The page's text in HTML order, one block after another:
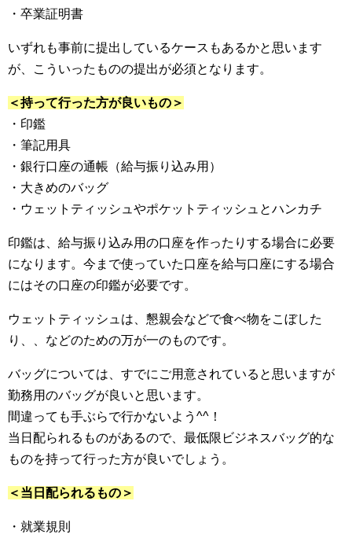
・卒業証明書
いずれも事前に提出しているケースもあるかと思います
が、こういったものの提出が必須となります。
＜持って行った方が良いもの＞
・印鑑
・筆記用具
・銀行口座の通帳（給与振り込み用）
・大きめのバッグ
・ウェットティッシュやポケットティッシュとハンカチ
印鑑は、給与振り込み用の口座を作ったりする場合に必要
になります。今まで使っていた口座を給与口座にする場合
にはその口座の印鑑が必要です。
ウェットティッシュは、懇親会などで食べ物をこぼした
り、、などのための万が一のものです。
バッグについては、すでにご用意されていると思いますが
勤務用のバッグが良いと思います。
間違っても手ぶらで行かないよう^^！
当日配られるものがあるので、最低限ビジネスバッグ的な
ものを持って行った方が良いでしょう。
＜当日配られるもの＞
・就業規則